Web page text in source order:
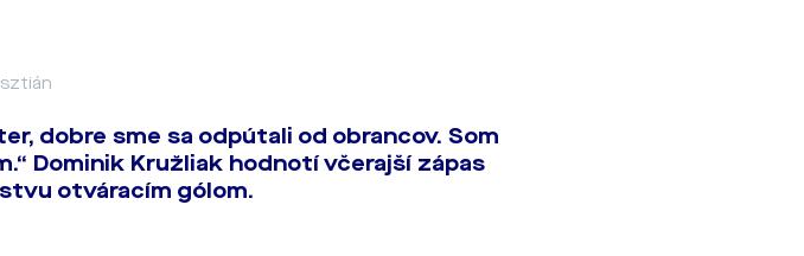
dobre sme sa odpútali od obrancov. Som
Dominik Kružliak hodnotí včerajší zápas
otváracím gólom.